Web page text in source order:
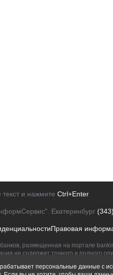
и нажмите Ctrl+Enter
Екатеринбург
Правовая
размещенная на портале
не содержит точного и полного
персональные данные с